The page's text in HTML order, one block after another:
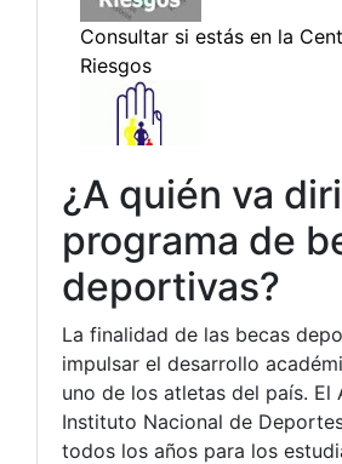
¿A quién va
programa de
deportivas?
La finalidad de las becas
impulsar el desarrollo
uno de los atletas del país. El
Instituto Nacional de
todos los años para los